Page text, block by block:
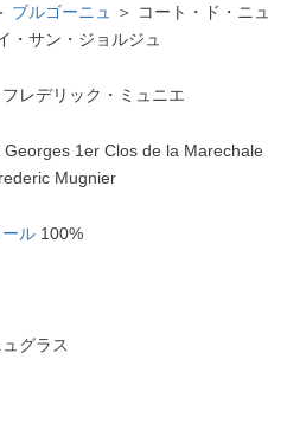
ブルゴーニュ
＞ コート・ド・ニュ
・サン・ジョルジュ
レデリック・ミュニエ
Georges 1er Clos de la Marechale
Mugnier
ル 100%
グラス